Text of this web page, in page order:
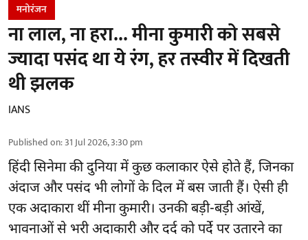
मनोरंजन
ना लाल, ना हरा... मीना कुमारी को सबसे
ज्यादा पसंद था ये रंग, हर तस्वीर में दिखती
थी झलक
IANS
Published on:31 Jul 2026, 3:30 pm
हिंदी सिनेमा की दुनिया में कुछ कलाकार ऐसे होते हैं, जिनका
अंदाज और पसंद भी लोगों के दिल में बस जाती हैं। ऐसी ही
एक अदाकारा थीं मीना कुमारी। उनकी बड़ी-बड़ी आंखें,
भावनाओं से भरी अदाकारी और दर्द को पर्दे पर उतारने का